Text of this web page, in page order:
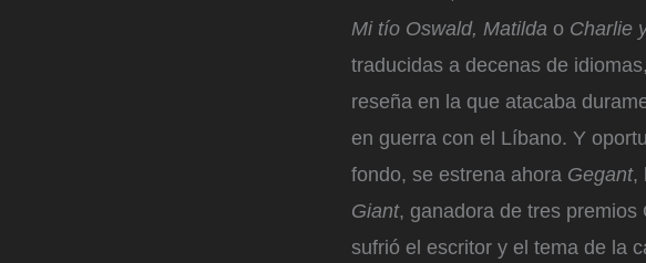
Mi tío Oswald, Matilda o Charlie
traducidas a decenas de
reseña en la que atacaba
en guerra con el Líbano. Y
fondo, se estrena ahora Gegant,
Giant, ganadora de tres
sufrió el escritor y el tema de la